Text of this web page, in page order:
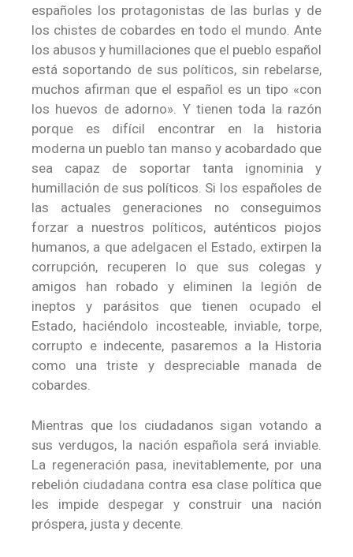
españoles los protagonistas de las burlas y de
los chistes de cobardes en todo el mundo. Ante
los abusos y humillaciones que el pueblo español
está soportando de sus políticos, sin rebelarse,
muchos afirman que el español es un tipo «con
los huevos de adorno». Y tienen toda la razón
porque es difícil encontrar en la historia
moderna un pueblo tan manso y acobardado que
sea capaz de soportar tanta ignominia y
humillación de sus políticos. Si los españoles de
las actuales generaciones no conseguimos
forzar a nuestros políticos, auténticos piojos
humanos, a que adelgacen el Estado, extirpen la
corrupción, recuperen lo que sus colegas y
amigos han robado y eliminen la legión de
ineptos y parásitos que tienen ocupado el
Estado, haciéndolo incosteable, inviable, torpe,
corrupto e indecente, pasaremos a la Historia
como una triste y despreciable manada de
cobardes.
Mientras que los ciudadanos sigan votando a
sus verdugos, la nación española será inviable.
La regeneración pasa, inevitablemente, por una
rebelión ciudadana contra esa clase política que
les impide despegar y construir una nación
próspera, justa y decente.